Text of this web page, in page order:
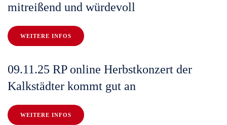
mitreißend und würdevoll
WEITERE INFOS
09.11.25 RP online Herbstkonzert der
Kalkstädter kommt gut an
WEITERE INFOS